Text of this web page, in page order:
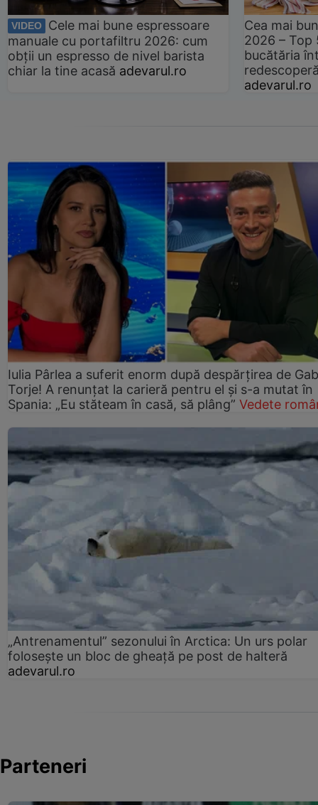
VIDEO
Cele mai bune espressoare
manuale cu portafiltru 2026: cum
obții un espresso de nivel barista
chiar la tine acasă adevarul.ro
Cea mai
2026 –
bucătăria
adevarul.ro
Iulia Pârlea a suferit enorm după despărțirea de
Torje! A renunțat la carieră pentru el și s-a mutat în
Spania: „Eu stăteam în casă, să plâng” Vedete
„Antrenamentul” sezonului în Arctica: Un urs polar
folosește un bloc de gheață pe post de halteră
adevarul.ro
Parteneri